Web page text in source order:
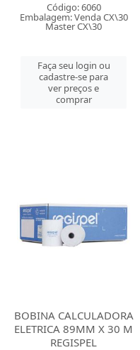
Código: 6060
Embalagem: Venda CX\30
Master CX\30
Faça seu login ou
cadastre-se para
ver preços e
comprar
BOBINA CALCULADORA
ELETRICA 89MM X 30 M
REGISPEL